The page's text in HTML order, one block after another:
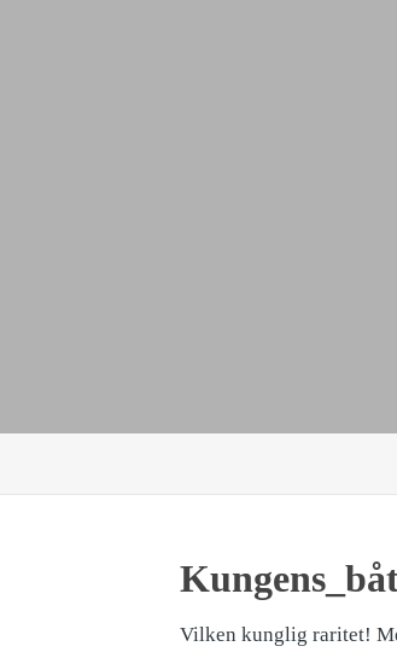
Vilken kunglig raritet!